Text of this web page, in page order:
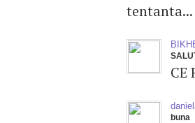
tentanta...
CE
buna